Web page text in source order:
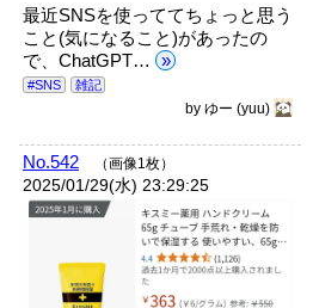
最近SNSを使っててちょっと思う
こと(気になること)があったの
で、ChatGPT… »
#SNS 雑記
byゆー(yuu)
No.542 （画像1枚）
2025/01/29(水) 23:29:25